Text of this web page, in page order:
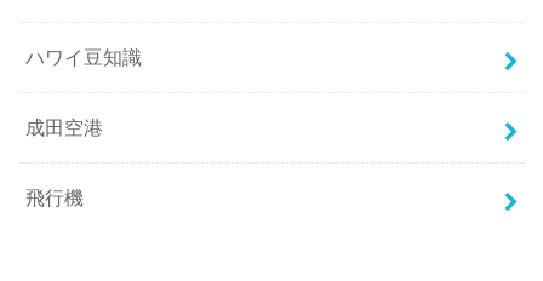
ハワイ豆知識
成田空港
飛行機